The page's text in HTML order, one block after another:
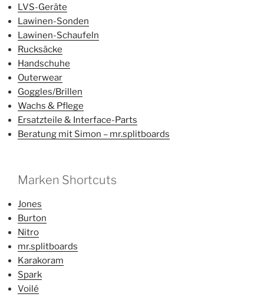
LVS-Geräte
Lawinen-Sonden
Lawinen-Schaufeln
Rucksäcke
Handschuhe
Outerwear
Goggles/Brillen
Wachs & Pflege
Ersatzteile & Interface-Parts
Beratung mit Simon – mr.splitboards
Marken Shortcuts
Jones
Burton
Nitro
mr.splitboards
Karakoram
Spark
Voilé